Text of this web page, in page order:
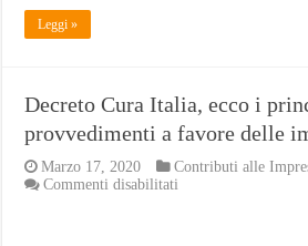
Leggi »
Decreto Cura Italia, ecco i
provvedimenti a favore delle
Marzo 17, 2020
Contributi alle
Commenti disabilitati